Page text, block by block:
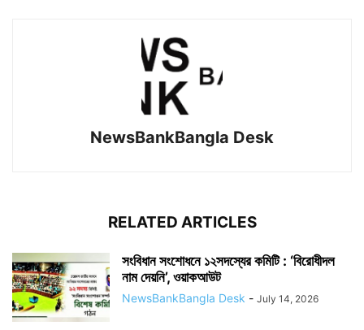
NewsBankBangla Desk
RELATED ARTICLES
সংবিধান সংশোধনে ১২সদস্যের কমিটি : ‘বিরোধীদল
নাম দেয়নি’, ওয়াকআউট
NewsBankBangla Desk - July 14, 2026